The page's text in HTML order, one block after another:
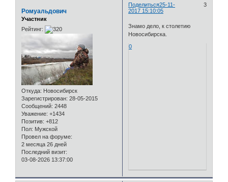
Поделиться 3
25-11-
2017 15:10:05
Ромуальдович
Участник
Рейтинг:
Откуда: Новосибирск
Зарегистрирован: 28-05-2015
Сообщений: 2448
Уважение: +1434
Позитив: +812
Пол: Мужской
Провел на форуме:
2 месяца 26 дней
Последний визит:
03-08-2026 13:37:00
Знамо дело, к столетию
Новосибирска.
0